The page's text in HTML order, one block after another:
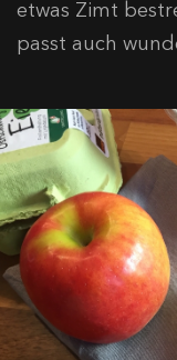
etwas Zimt
passt auch